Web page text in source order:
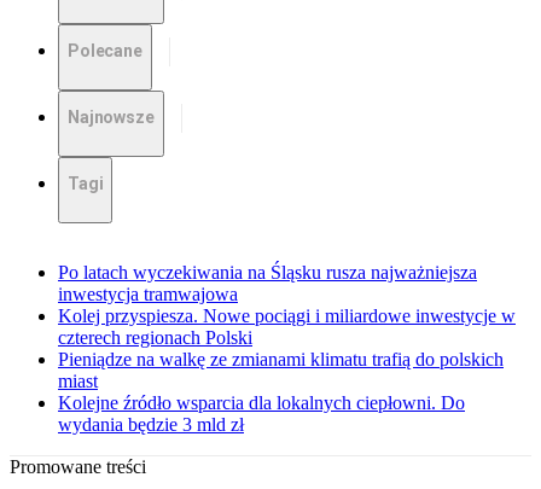
Polecane
Najnowsze
Tagi
Po latach wyczekiwania na Śląsku rusza najważniejsza
inwestycja tramwajowa
Kolej przyspiesza. Nowe pociągi i miliardowe inwestycje w
czterech regionach Polski
Pieniądze na walkę ze zmianami klimatu trafią do polskich
miast
Kolejne źródło wsparcia dla lokalnych ciepłowni. Do
wydania będzie 3 mld zł
Promowane treści